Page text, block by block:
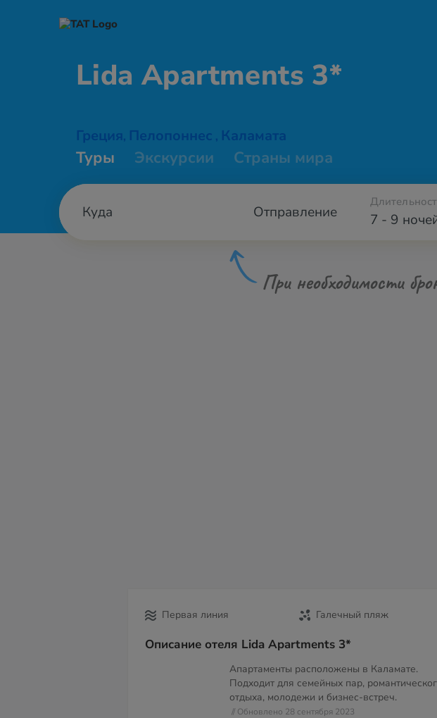
Lida Apartments 3*
Греция, Пелопоннес , Каламата
Туры Экскурсии Страны мира
Отправление 7 - 9
При необходимости
Первая линия Галечный пляж
Описание отеля Lida Apartments 3*
Апартаменты расположены в Каламате.
Подходит для семейных пар,
отдыха, молодежи и бизнес-встреч.
// Обновлено 28 сентября 2023